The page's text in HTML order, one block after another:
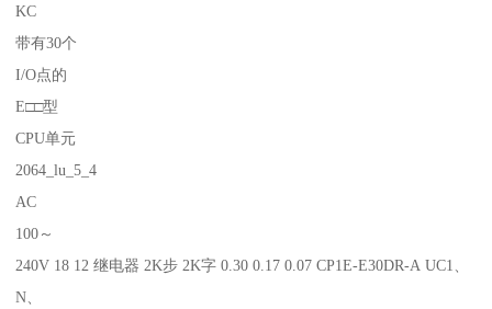
KC
带有30个
I/O点的
E□□型
CPU单元
2064_lu_5_4
AC
100～
240V 18 12 继电器 2K步 2K字 0.30 0.17 0.07 CP1E-E30DR-A UC1、
N、